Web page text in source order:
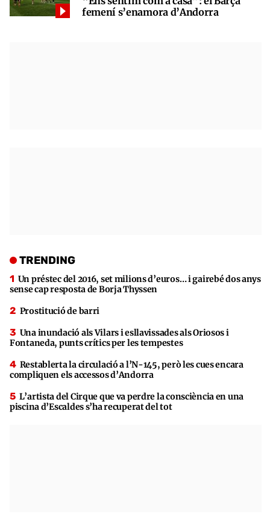
femení s’enamora d’Andorra
TRENDING
Un préstec del 2016, set milions d’euros… i gairebé dos anys
sense cap resposta de Borja Thyssen
Prostitució de barri
Una inundació als Vilars i esllavissades als Oriosos i
Fontaneda, punts crítics per les tempestes
Restablerta la circulació a l’N-145, però les cues encara
compliquen els accessos d’Andorra
L’artista del Cirque que va perdre la consciència en una
piscina d’Escaldes s’ha recuperat del tot